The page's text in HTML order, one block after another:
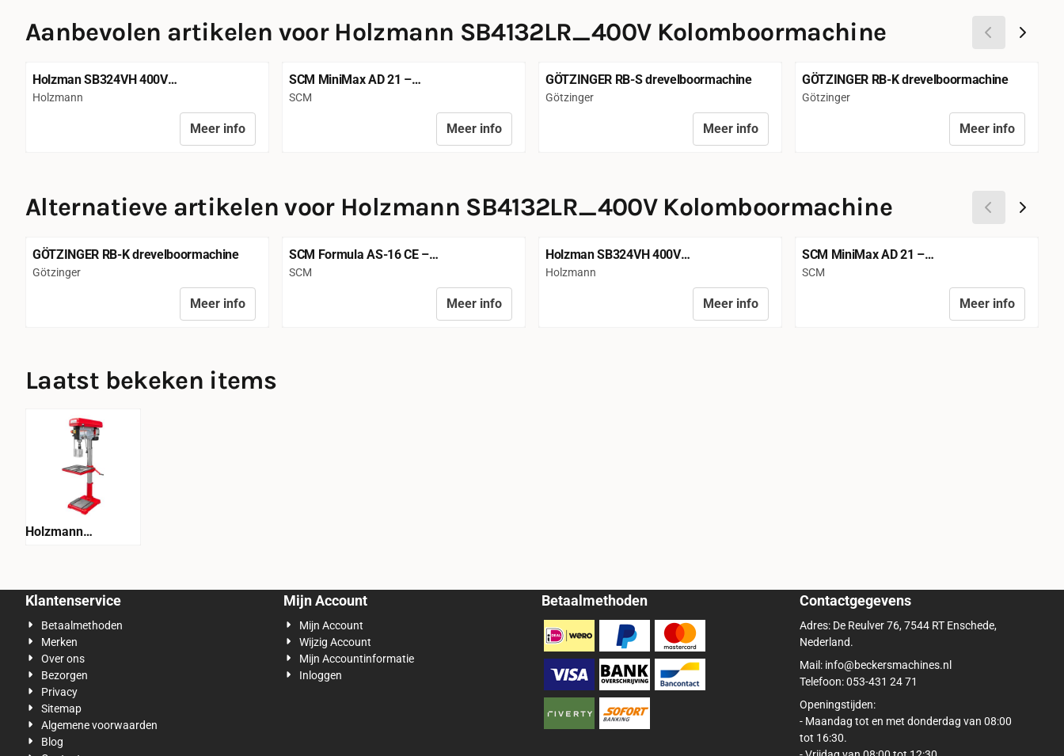
Aanbevolen artikelen voor Holzmann SB4132LR_400V Kolomboormachine
Holzman SB324VH 400V
kolomboormachine
Merk:
Holzmann
Meer info
SCM MiniMax AD 21 –
drevelboormachine met 21 spindels
Merk:
SCM
Meer info
GÖTZINGER RB-S drevelboormachine
Merk:
Götzinger
Meer info
GÖTZINGER RB-K drevelboormachine
Merk:
Götzinger
Meer info
Alternatieve artikelen voor Holzmann SB4132LR_400V Kolomboormachine
GÖTZINGER RB-K drevelboormachine
Merk:
Götzinger
Meer info
SCM Formula AS-16 CE –
langgatboormachine gietijzeren tafel
Merk:
SCM
Meer info
Holzman SB324VH 400V
kolomboormachine
Merk:
Holzmann
Meer info
SCM MiniMax AD 21 –
drevelboormachine met 21 spindels
Merk:
SCM
Meer info
Laatst bekeken items
Holzmann
Klantenservice
Betaalmethoden
Merken
Over ons
Bezorgen
Privacy
Sitemap
Algemene voorwaarden
Blog
Mijn Account
Mijn Account
Wijzig Account
Mijn Accountinformatie
Inloggen
Betaalmethoden Contactgegevens
Adres: De Reulver 76, 7544 RT Enschede,
Nederland.
Mail: info@beckersmachines.nl
Telefoon: 053-431 24 71
Openingstijden:
- Maandag tot en met donderdag van 08:00
tot 16:30.